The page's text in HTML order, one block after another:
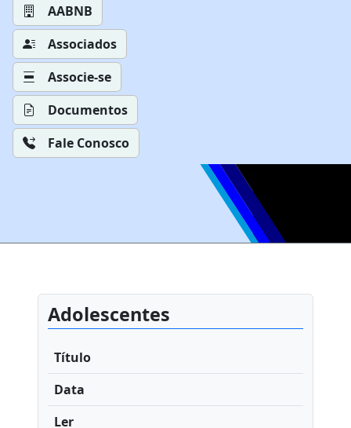
AABNB
Associados
Associe-se
Documentos
Fale Conosco
Adolescentes
Título
Data
Ler